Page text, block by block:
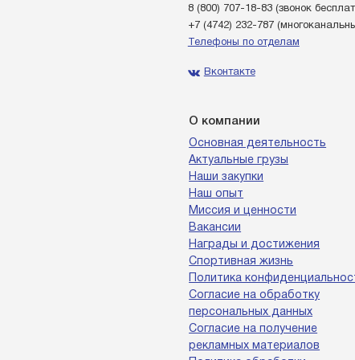
8 (800) 707-18-83(звонок
+7 (4742) 232-787
Телефоны по отделам
Вконтакте
О компании
Основная деятельность
Актуальные грузы
Наши закупки
Наш опыт
Миссия и ценности
Вакансии
Награды и достижения
Спортивная жизнь
Политика
Согласие на обработку
персональных данных
Согласие на получение
рекламных материалов